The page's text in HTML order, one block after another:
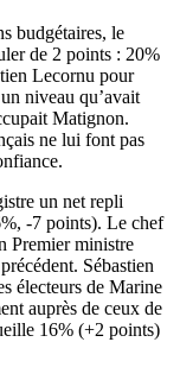
budgétaires, le
de 2 points : 20%
Lecornu pour
niveau qu’avait
Matignon.
ne lui font pas
un net repli
-7 points). Le chef
Premier ministre
Sébastien
électeurs de Marine
auprès de ceux de
16% (+2 points)